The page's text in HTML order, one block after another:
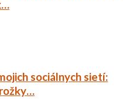
sociálnych sietí: